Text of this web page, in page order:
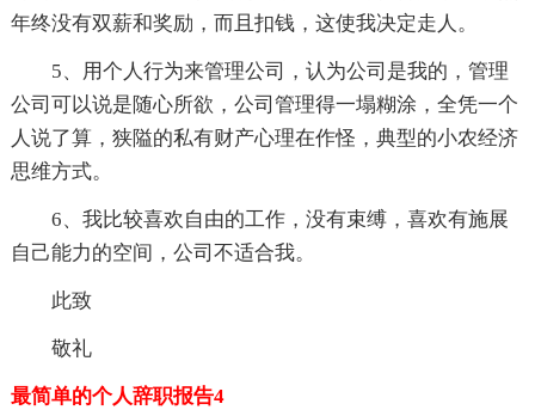
年终没有双薪和奖励，而且扣钱，这使我决定走人。
5、用个人行为来管理公司，认为公司是我的，管理
公司可以说是随心所欲，公司管理得一塌糊涂，全凭一个
人说了算，狭隘的私有财产心理在作怪，典型的小农经济
思维方式。
6、我比较喜欢自由的工作，没有束缚，喜欢有施展
自己能力的空间，公司不适合我。
此致
敬礼
最简单的个人辞职报告4